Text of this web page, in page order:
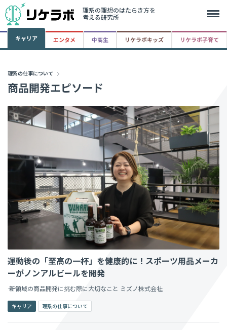
理系の理想のはたらき方を
考える研究所
キャリア エンタメ 中高生 リケラボキッズ リケラボ子育て
理系の仕事について
商品開発エピソード
運動後の「至高の一杯」を健康的に！スポーツ用品メーカ
ーがノンアルビールを開発
―― 新領域の商品開発に挑む際に大切なこと ミズノ株式会社
キャリア 理系の仕事について